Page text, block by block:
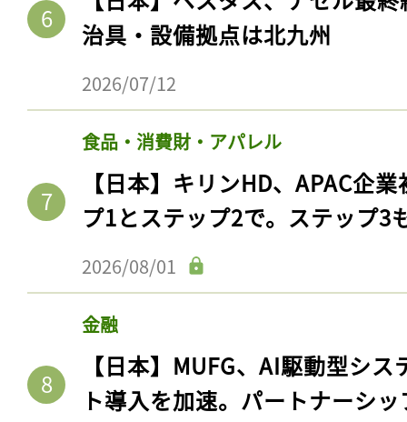
治具・設備拠点は北九州
2026/07/12
食品・消費財・アパレル
【日本】キリンHD、APAC企
プ1とステップ2で。ステップ3
2026/08/01
金融
【日本】MUFG、AI駆動型シ
ト導入を加速。パートナーシ